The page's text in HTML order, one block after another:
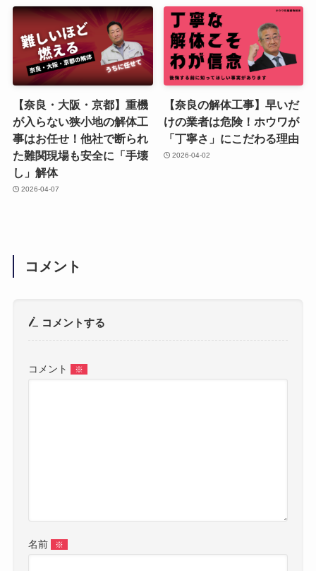
【奈良・大阪・京都】重機
が入らない狭小地の解体工
事はお任せ！他社で断られ
た難関現場も安全に「手壊
し」解体
2026-04-07
【奈良の解体工事】早いだ
けの業者は危険！ホウワが
「丁寧さ」にこだわる理由
2026-04-02
コメント
コメントする
コメント ※
名前 ※